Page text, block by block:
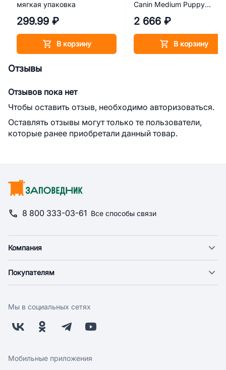
мягкая упаковка
299.99 ₽
В корзину
Canin Medium Puppy
2 666 ₽
В корзину
Отзывы
Отзывов пока нет
Чтобы оставить отзыв, необходимо авторизоваться.
Оставлять отзывы могут только те пользователи,
которые ранее приобретали данный товар.
8 800 333-03-61 Все способы связи
Компания
Новости
Поставщикам
Заводчикам
Обратная связь
Покупателям
Оплата
Бонусная программа
Скидки и акции
Мы в социальных сетях
Мобильные приложения